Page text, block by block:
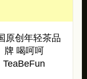
原创年轻茶品
牌 喝呵呵
TeaBeFun